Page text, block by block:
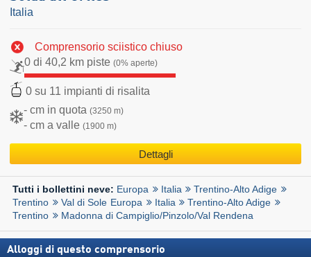
Italia
Comprensorio sciistico chiuso
0 di 40,2 km piste (0% aperte)
0 su 11 impianti di risalita
- cm in quota (3250 m)
- cm a valle (1900 m)
Dettagli
Tutti i bollettini neve: Europa Italia
Trentino-Alto Adige
Trentino
Val di Sole Europa Italia
Trentino-Alto Adige
Trentino
Madonna di Campiglio/​Pinzolo/​Val Rendena
Alloggi di questo comprensorio